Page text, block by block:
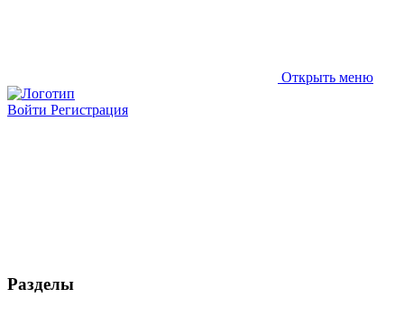
Открыть меню
Войти Регистрация
Разделы